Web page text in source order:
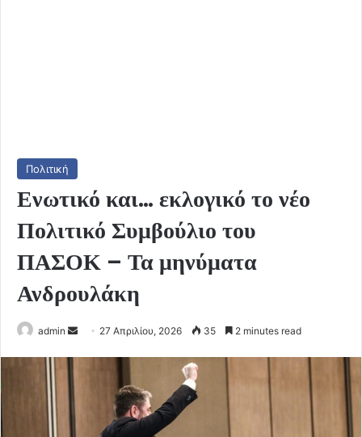
Πολιτική
Ενωτικό και… εκλογικό το νέο
Πολιτικό Συμβούλιο του
ΠΑΣΟΚ – Τα μηνύματα
Ανδρουλάκη
admin
Send 27 Απριλίου, 2026 35 2 minutes read